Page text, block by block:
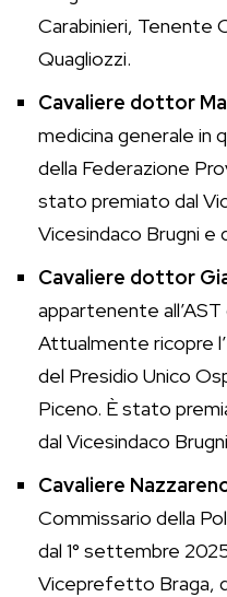
Carabinieri, Tenente
Quagliozzi.
Cavaliere dottor
medicina generale in
della Federazione
stato premiato dal
Vicesindaco Brugni e
Cavaliere dottor
appartenente
Attualmente ricopre
del Presidio Unico
Piceno. È stato
dal Vicesindaco
Cavaliere
Commissario della
dal 1° settembre
Viceprefetto Braga,